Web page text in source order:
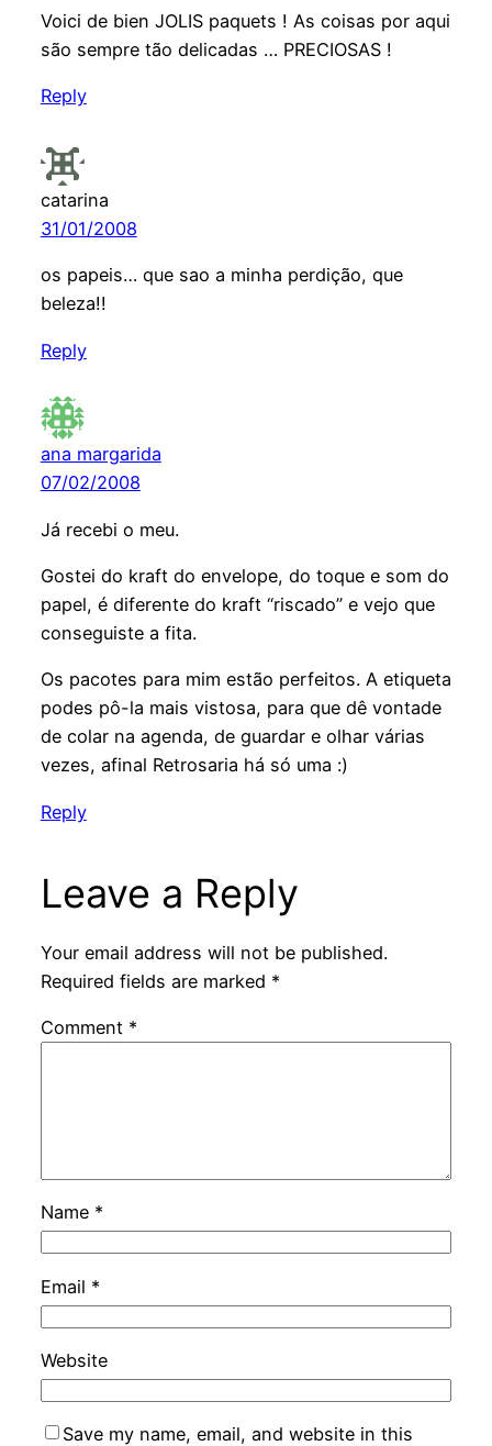
Voici de bien JOLIS paquets ! As coisas por aqui
são sempre tão delicadas … PRECIOSAS !
Reply
catarina
31/01/2008
os papeis… que sao a minha perdição, que
beleza!!
Reply
ana margarida
07/02/2008
Já recebi o meu.
Gostei do kraft do envelope, do toque e som do
papel, é diferente do kraft “riscado” e vejo que
conseguiste a fita.
Os pacotes para mim estão perfeitos. A etiqueta
podes pô-la mais vistosa, para que dê vontade
de colar na agenda, de guardar e olhar várias
vezes, afinal Retrosaria há só uma :)
Reply
Leave a Reply
Your email address will not be published.
Required fields are marked *
Comment *
Name *
Email *
Website
Save my name, email, and website in this